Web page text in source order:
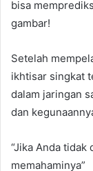
bisa
gambar!
Setelah
ikhtisar singkat
dalam jaringan
dan
“Jika Anda tidak
memahaminya”